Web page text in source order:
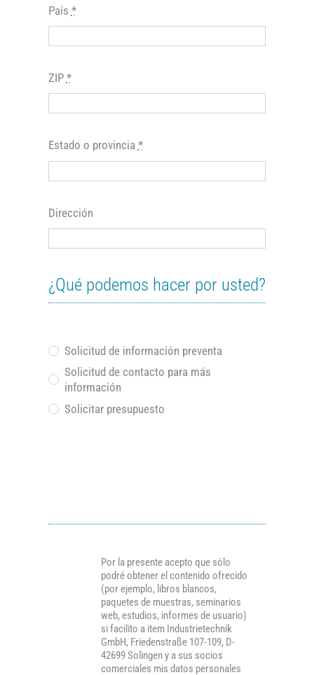
País *
ZIP *
Estado o provincia *
Dirección
¿Qué podemos hacer por usted?
Solicitud de información preventa
Solicitud de contacto para más
información
Solicitar presupuesto
Por la presente acepto que sólo
podré obtener el contenido ofrecido
(por ejemplo, libros blancos,
paquetes de muestras, seminarios
web, estudios, informes de usuario)
si facilito a item Industrietechnik
GmbH, Friedenstraße 107-109, D-
42699 Solingen y a sus socios
comerciales mis datos personales